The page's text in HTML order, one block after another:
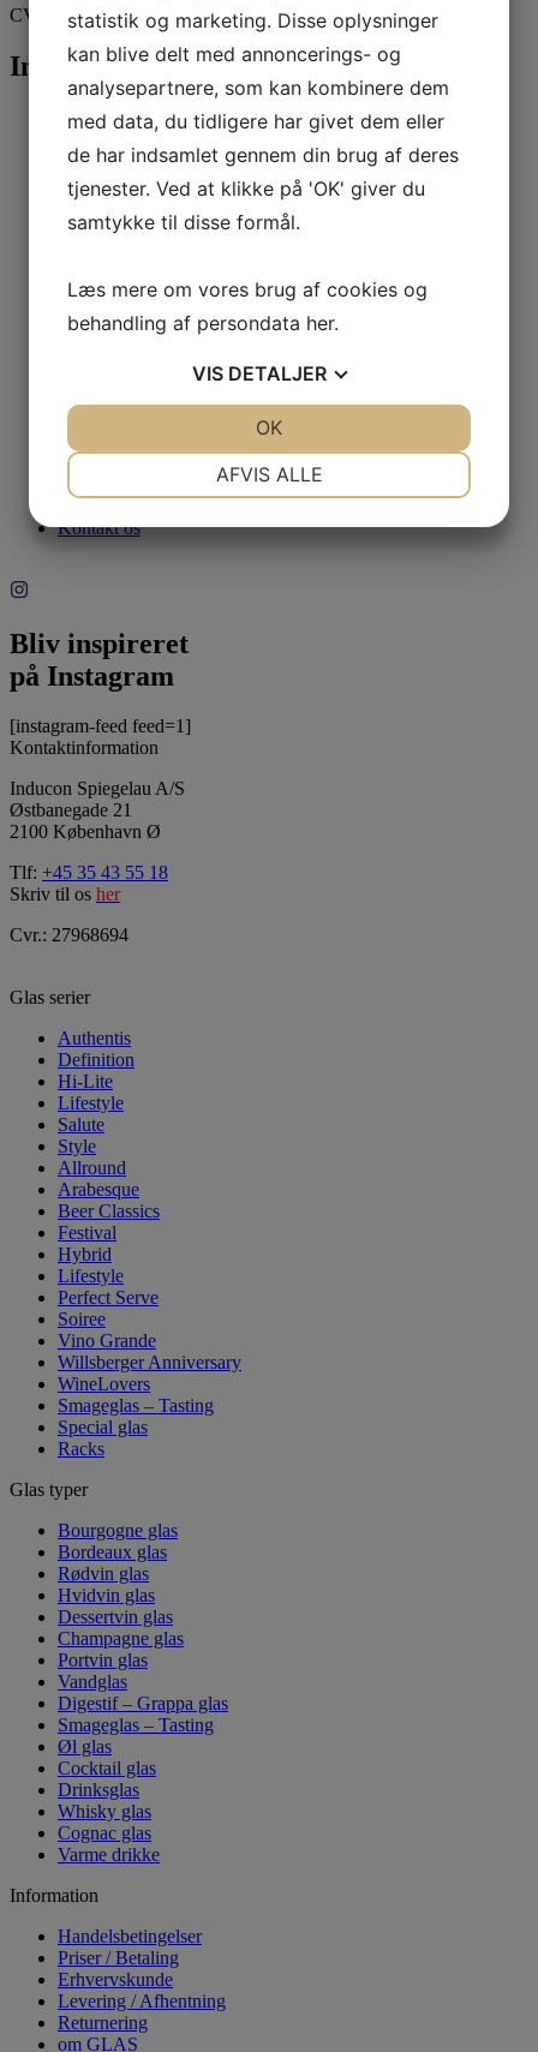
CVR: 27968694
Information
Handelsbetingelser
Priser / Betaling
Erhvervskunde
Levering / Afhentning
Returnering
om GLAS
Garanti / Reklamation
Kontakt os
Bliv inspireret
på Instagram
[instagram-feed feed=1]
Kontaktinformation
Inducon Spiegelau A/S
Østbanegade 21
2100 København Ø
Tlf: +45 35 43 55 18
Skriv til os her
Cvr.: 27968694
Glas serier
Authentis
Definition
Hi-Lite
Lifestyle
Salute
Style
Allround
Arabesque
Beer Classics
Festival
Hybrid
Lifestyle
Perfect Serve
Soiree
Vino Grande
Willsberger Anniversary
WineLovers
Smageglas – Tasting
Special glas
Racks
Glas typer
Bourgogne glas
Bordeaux glas
Rødvin glas
Hvidvin glas
Dessertvin glas
Champagne glas
Portvin glas
Vandglas
Digestif – Grappa glas
Smageglas – Tasting
Øl glas
Cocktail glas
Drinksglas
Whisky glas
Cognac glas
Varme drikke
Information
Handelsbetingelser
Priser / Betaling
Erhvervskunde
Levering / Afhentning
Returnering
om GLAS
statistik og marketing. Disse oplysninger
kan blive delt med annoncerings- og
analysepartnere, som kan kombinere dem
med data, du tidligere har givet dem eller
de har indsamlet gennem din brug af deres
tjenester. Ved at klikke på 'OK' giver du
samtykke til disse formål.
Læs mere om vores brug af cookies og
behandling af persondata her.
VIS DETALJER
AFVIS ALLE
OK